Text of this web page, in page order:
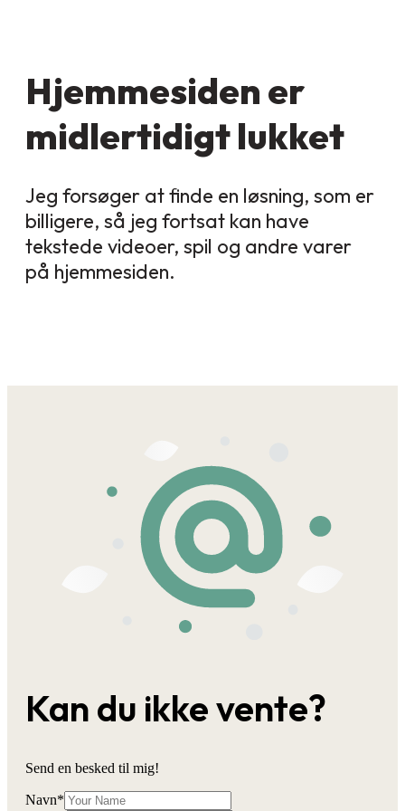
Hjemmesiden er
midlertidigt lukket
Jeg forsøger at finde en løsning, som er
billigere, så jeg fortsat kan have
tekstede videoer, spil og andre varer
på hjemmesiden.
Kan du ikke vente?
Send en besked til mig!
Navn*